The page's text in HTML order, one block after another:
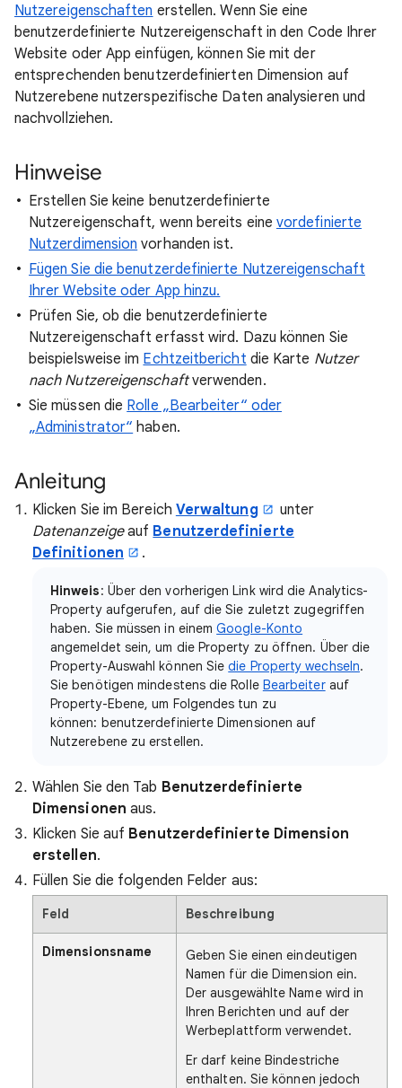
Nutzereigenschaften erstellen. Wenn Sie eine
benutzerdefinierte Nutzereigenschaft in den Code Ihrer
Website oder App einfügen, können Sie mit der
entsprechenden benutzerdefinierten Dimension auf
Nutzerebene nutzerspezifische Daten analysieren und
nachvollziehen.
Hinweise
Erstellen Sie keine benutzerdefinierte
Nutzereigenschaft, wenn bereits eine vordefinierte
Nutzerdimension vorhanden ist.
Fügen Sie die benutzerdefinierte Nutzereigenschaft
Ihrer Website oder App hinzu.
Prüfen Sie, ob die benutzerdefinierte
Nutzereigenschaft erfasst wird. Dazu können Sie
beispielsweise im Echtzeitbericht die Karte Nutzer
nach Nutzereigenschaftverwenden.
Sie müssen die Rolle „Bearbeiter“ oder
„Administrator“ haben.
Anleitung
Klicken Sie im Bereich Verwaltung
unter
Datenanzeigeauf Benutzerdefinierte
Definitionen
.
Hinweis: Über den vorherigen Link wird die Analytics-
Property aufgerufen, auf die Sie zuletzt zugegriffen
haben. Sie müssen in einemGoogle-Konto
angemeldet sein, um die Property zu öffnen. Über die
Property-Auswahl können Siedie Property wechseln.
Sie benötigen mindestens die Rolle Bearbeiterauf
Property-Ebene, um Folgendes tun zu
können: benutzerdefinierte Dimensionen auf
Nutzerebene zu erstellen.
Wählen Sie den Tab Benutzerdefinierte
Dimensionen aus.
Klicken Sie auf Benutzerdefinierte Dimension
erstellen.
Füllen Sie die folgenden Felder aus:
Feld Beschreibung
Dimensionsname
Geben Sie einen eindeutigen
Namen für die Dimension ein.
Der ausgewählte Name wird in
Ihren Berichten und auf der
Werbeplattform verwendet.
Er darf keine Bindestriche
enthalten. Sie können jedoch